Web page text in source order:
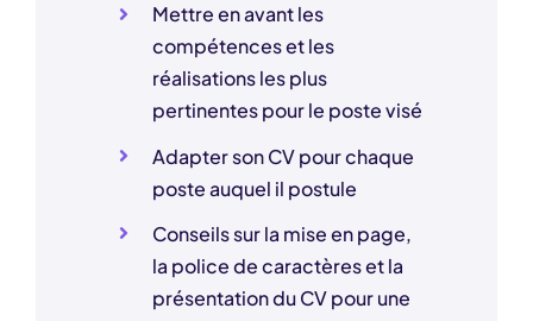
Mettre en avant les
compétences et les
réalisations les plus
pertinentes pour le poste visé
Adapter son CV pour chaque
poste auquel il postule
Conseils sur la mise en page,
la police de caractères et la
présentation du CV pour une